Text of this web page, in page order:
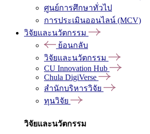
ศูนย์การศึกษาทั่วไป
การประเมินออนไลน์ (MCV)
วิจัยและนวัตกรรม
ย้อนกลับ
วิจัยและนวัตกรรม
CU Innovation Hub
Chula DigiVerse
สำนักบริหารวิจัย
ทุนวิจัย
วิจัยและนวัตกรรม